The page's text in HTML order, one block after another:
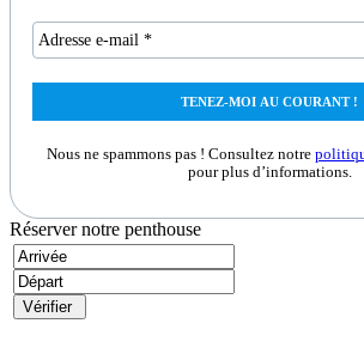
Nous ne spammons pas ! Consultez notre
pour plus d’informations.
Réserver notre penthouse